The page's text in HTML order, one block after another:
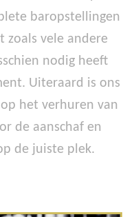
baropstellingen
zoals vele andere
nodig heeft
Uiteraard is ons
het verhuren van
de aanschaf en
de juiste plek.